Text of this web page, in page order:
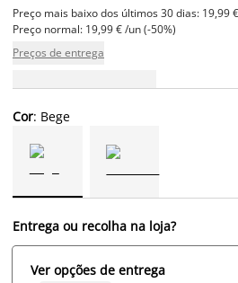
Preço mais baixo dos últimos 30 dias: 19,99
Preço normal: 19,99 € /un (-50%)
Preços de entrega
Cor: Bege
Entrega ou recolha na loja?
Ver opções de entrega